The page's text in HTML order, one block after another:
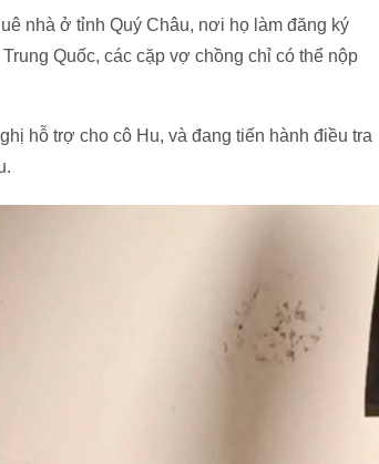
nhà ở tỉnh Quý Châu, nơi họ làm đăng ký
Quốc, các cặp vợ chồng chỉ có thể nộp
hỗ trợ cho cô Hu, và đang tiến hành điều tra